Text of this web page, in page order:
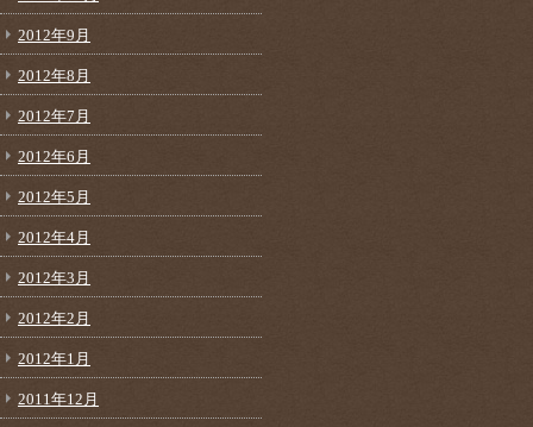
2012年9月
2012年8月
2012年7月
2012年6月
2012年5月
2012年4月
2012年3月
2012年2月
2012年1月
2011年12月